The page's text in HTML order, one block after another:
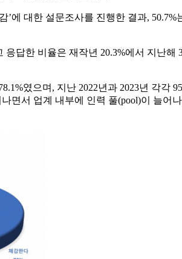
’에 대한 설문조사를 진행한 결과, 50.7%
답한 비율은 재작년 20.3%에서 지난해
였으며, 지난 2022년과 2023년 각각
면서 업계 내부에 인력 풀(pool)이 늘어